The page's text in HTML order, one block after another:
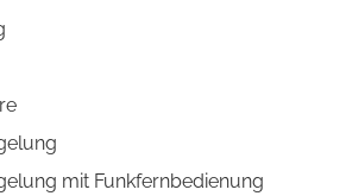
mit Funkfernbedienung